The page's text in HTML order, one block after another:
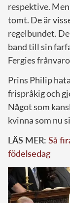
respektive.
tomt. De är
regelbundet.
band till sin
Fergies
Prins Philip
frispråkig och
Något som
kvinna som nu
LÄS MER: Så
födelsedag